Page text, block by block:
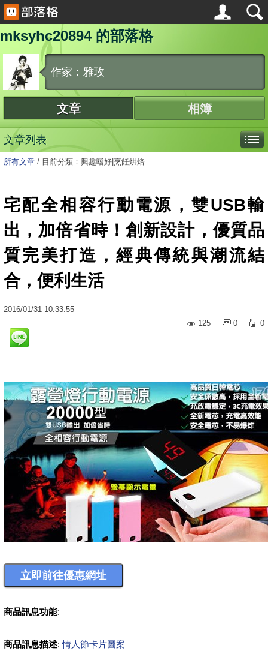
mksyhc20894 的部落格
作家：雅玫
文章 相簿
文章列表
所有文章 / 目前分類：興趣嗜好|烹飪烘焙
宅配全相容行動電源，雙USB輸
出，加倍省時！創新設計，優質品
質完美打造，經典傳統與潮流結
合，便利生活
2016/01/31 10:33:55
125
0 0
商品訊息功能:
商品訊息描述:情人節卡片圖案